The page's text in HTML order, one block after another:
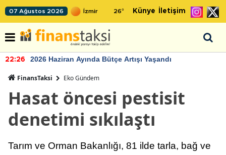
07 Ağustos 2026 26° Künye İletişim
22:26 2026 Haziran Ayında Bütçe Artışı Yaşandı
FinansTaksi Eko Gündem
Hasat öncesi pestisit
denetimi sıkılaştı
Tarım ve Orman Bakanlığı, 81 ilde tarla, bağ ve